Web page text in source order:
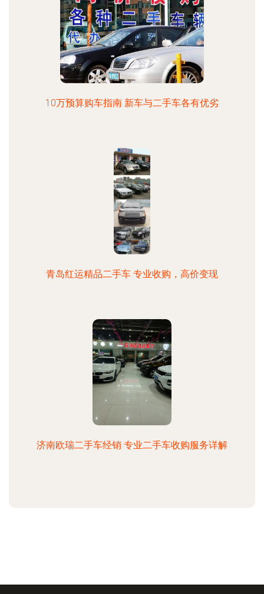
10万预算购车指南 新车与二手车各有优劣
青岛红运精品二手车 专业收购，高价变现
济南欧瑞二手车经销 专业二手车收购服务详解